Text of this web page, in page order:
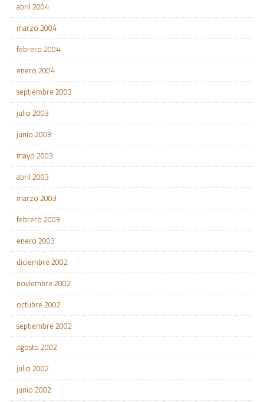
abril 2004
marzo 2004
febrero 2004
enero 2004
septiembre 2003
julio 2003
junio 2003
mayo 2003
abril 2003
marzo 2003
febrero 2003
enero 2003
diciembre 2002
noviembre 2002
octubre 2002
septiembre 2002
agosto 2002
julio 2002
junio 2002